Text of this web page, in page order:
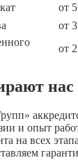
от
от
от
нас
и опыт
на всех